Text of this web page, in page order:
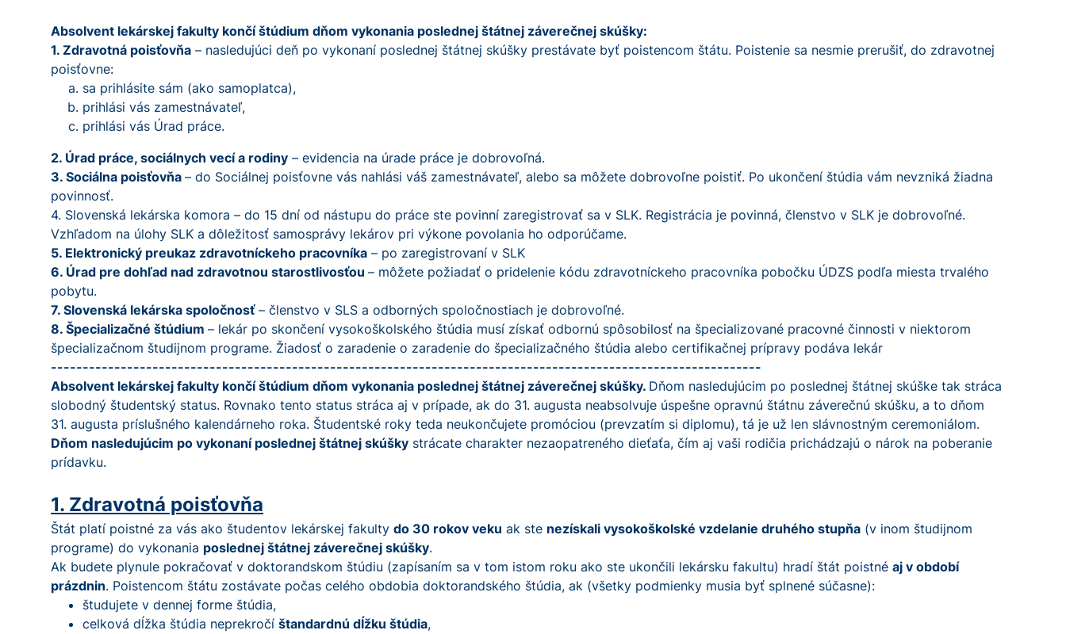
Absolvent lekárskej fakulty končí štúdium dňom vykonania poslednej štátnej záverečnej skúšky:
1. Zdravotná poisťovňa – nasledujúci deň po vykonaní poslednej štátnej skúšky prestávate byť poistencom štátu. Poistenie sa nesmie prerušiť, do zdravotnej
poisťovne:
sa prihlásite sám (ako samoplatca),
prihlási vás zamestnávateľ,
prihlási vás Úrad práce.
2. Úrad práce, sociálnych vecí a rodiny – evidencia na úrade práce je dobrovoľná.
3. Sociálna poisťovňa – do Sociálnej poisťovne vás nahlási váš zamestnávateľ, alebo sa môžete dobrovoľne poistiť. Po ukončení štúdia vám nevzniká žiadna
povinnosť.
4. Slovenská lekárska komora – do 15 dní od nástupu do práce ste povinní zaregistrovať sa v SLK. Registrácia je povinná, členstvo v SLK je dobrovoľné.
Vzhľadom na úlohy SLK a dôležitosť samosprávy lekárov pri výkone povolania ho odporúčame.
5. Elektronický preukaz zdravotníckeho pracovníka – po zaregistrovaní v SLK
6. Úrad pre dohľad nad zdravotnou starostlivosťou – môžete požiadať o pridelenie kódu zdravotníckeho pracovníka pobočku ÚDZS podľa miesta trvalého
pobytu.
7. Slovenská lekárska spoločnosť– členstvo v SLS a odborných spoločnostiach je dobrovoľné.
8. Špecializačné štúdium – lekár po skončení vysokoškolského štúdia musí získať odbornú spôsobilosť na špecializované pracovné činnosti v niektorom
špecializačnom študijnom programe. Žiadosť o zaradenie o zaradenie do špecializačného štúdia alebo certifikačnej prípravy podáva lekár
----------------------------------------------------------------------------------------------------------------
Absolvent lekárskej fakulty končí štúdium dňom vykonania poslednej štátnej záverečnej skúšky. Dňom nasledujúcim po poslednej štátnej skúške tak stráca
slobodný študentský status. Rovnako tento status stráca aj v prípade, ak do 31. augusta neabsolvuje úspešne opravnú štátnu záverečnú skúšku, a to dňom
31. augusta príslušného kalendárneho roka. Študentské roky teda neukončujete promóciou (prevzatím si diplomu), tá je už len slávnostným ceremoniálom.
Dňom nasledujúcim po vykonaní poslednej štátnej skúšky strácate charakter nezaopatreného dieťaťa, čím aj vaši rodičia prichádzajú o nárok na poberanie
prídavku.
1. Zdravotná poisťovňa
Štát platí poistné za vás ako študentov lekárskej fakulty do 30 rokov veku ak ste nezískali vysokoškolské vzdelanie druhého stupňa (v inom študijnom
programe) do vykonania poslednej štátnej záverečnej skúšky.
Ak budete plynule pokračovať v doktorandskom štúdiu (zapísaním sa v tom istom roku ako ste ukončili lekársku fakultu) hradí štát poistné aj v období
prázdnin. Poistencom štátu zostávate počas celého obdobia doktorandského štúdia, ak (všetky podmienky musia byť splnené súčasne):
študujete v dennej forme štúdia,
celková dĺžka štúdia neprekročí štandardnú dĺžku štúdia,